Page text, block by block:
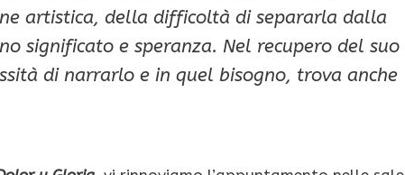
artistica, della difficoltà di separarla dalla
significato e speranza. Nel recupero del suo
di narrarlo e in quel bisogno, trova anche